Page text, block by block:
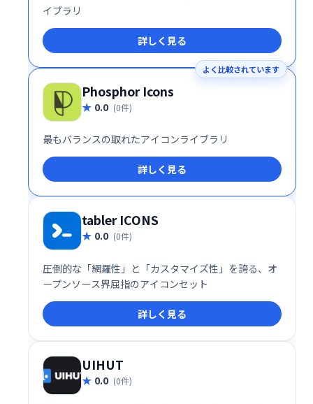
イブラリ
詳しく見る
よく比較されています
Phosphor Icons
0.0 (0件)
最もバランスの取れたアイコンライブラリ
詳しく見る
tabler ICONS
0.0 (0件)
圧倒的な「網羅性」と「カスタマイズ性」を誇る、オ
ープンソース界屈指のアイコンセット
詳しく見る
UIHUT
0.0 (0件)